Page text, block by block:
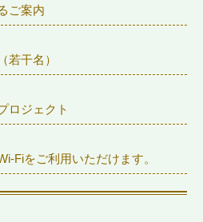
ご案内
若干名）
ロジェクト
Fiをご利用いただけます。